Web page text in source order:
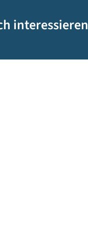
interessieren